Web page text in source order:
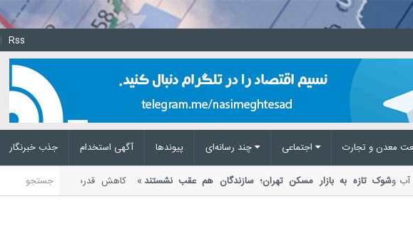
| Rss
جذب خبرنگار آگهی استخدام پیوند‌ها
شوک تازه به بازار مسکن تهران؛ سازندگان هم عقب نشستند
کاهش قدرت خرید خانوار، افت
ساخت‌وساز، خروج تدریجی سازندگان خرد،...
آب و